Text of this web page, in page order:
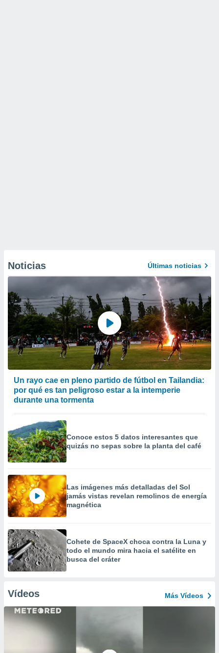
Noticias Últimas noticias
Un rayo cae en pleno partido de fútbol en Tailandia:
por qué es tan peligroso estar a la intemperie
durante una tormenta
Conoce estos 5 datos interesantes que
quizás no sepas sobre la planta del café
Las imágenes más detalladas del Sol
jamás vistas revelan remolinos de energía
magnética
Cohete de SpaceX choca contra la Luna y
todo el mundo mira hacia el satélite en
busca del cráter
Vídeos Más Vídeos